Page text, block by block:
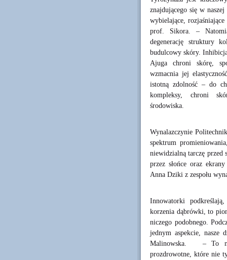
znajdującego się w
wybielające,
prof. Sikora. –
degenerację struktury
budulcowy skóry.
Ajuga chroni skórę,
wzmacnia jej
istotną zdolność – do
kompleksy, chroni
środowiska.
Wynalazczynie
spektrum
niewidzialną tarczę
przez słońce oraz
Anna Dziki z zespołu
Innowatorki
korzenia dąbrówki, to
niczego podobnego.
jednym aspekcie, nasze
Malinowska. – To nie
prozdrowotne, które nie